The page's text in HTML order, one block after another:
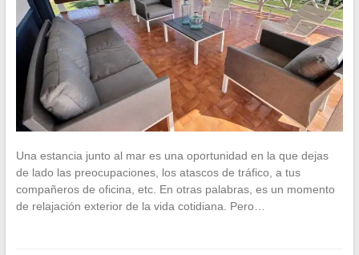
Una estancia junto al mar es una oportunidad en la que dejas
de lado las preocupaciones, los atascos de tráfico, a tus
compañeros de oficina, etc. En otras palabras, es un momento
de relajación exterior de la vida cotidiana. Pero…